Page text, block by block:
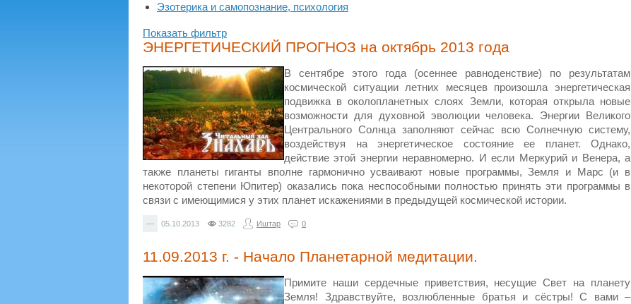
Эзотерика и самопознание, психология
Показать фильтр
ЭНЕРГЕТИЧЕСКИЙ ПРОГНОЗ на октябрь 2013 года
В сентябре этого года (осеннее равноденствие) по результатам
космической ситуации летних месяцев произошла энергетическая
подвижка в околопланетных слоях Земли, которая открыла новые
возможности для духовной эволюции человека. Энергии Великого
Центрального Солнца заполняют сейчас всю Солнечную систему,
воздействуя на энергетическое состояние ее планет. Однако,
действие этой энергии неравномерно. И если Меркурий и Венера, а
также планеты гиганты вполне гармонично усваивают новые программы, Земля и Марс (и в
некоторой степени Юпитер) оказались пока неспособными полностью принять эти программы в
связи с имеющимися у этих планет искажениями в предыдущей космической истории.
— 05.10.2013 3282 Иштар 0
11.09.2013 г. - Начало Планетарной медитации.
Примите наши сердечные приветствия, несущие Свет на планету
Земля! Здравствуйте, возлюбленные братья и сёстры! С вами –